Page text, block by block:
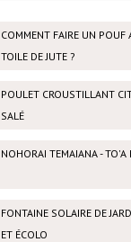
COMMENT FAIRE UN POUF
TOILE DE JUTE ?
POULET CROUSTILLANT
SALÉ
NOHORAI TEMAIANA - TO'A
FONTAINE SOLAIRE DE
ET ÉCOLO